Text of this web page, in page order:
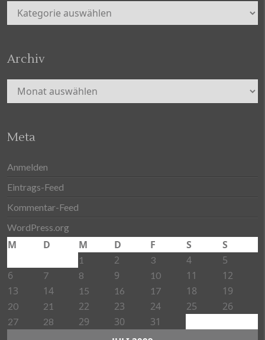
Kategorien
Archiv
Archiv
Meta
Anmelden
Eintrags-Feed
Kommentar-Feed
WordPress.org
M D M D F S S
1 2 3 4
5
6
7 8 9 10 11
12
13
14 15 16 17 18 19
20 21 22 23 24 25 26
27 28 29 30 31